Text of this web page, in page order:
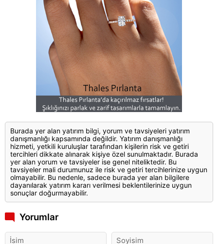
Burada yer alan yatırım bilgi, yorum ve tavsiyeleri yatırım
danışmanlığı kapsamında değildir. Yatırım danışmanlığı
hizmeti, yetkili kuruluşlar tarafından kişilerin risk ve getiri
tercihleri dikkate alınarak kişiye özel sunulmaktadır. Burada
yer alan yorum ve tavsiyeler ise genel niteliktedir. Bu
tavsiyeler mali durumunuz ile risk ve getiri tercihlerinize uygun
olmayabilir. Bu nedenle, sadece burada yer alan bilgilere
dayanılarak yatırım kararı verilmesi beklentilerinize uygun
sonuçlar doğurmayabilir.
Yorumlar